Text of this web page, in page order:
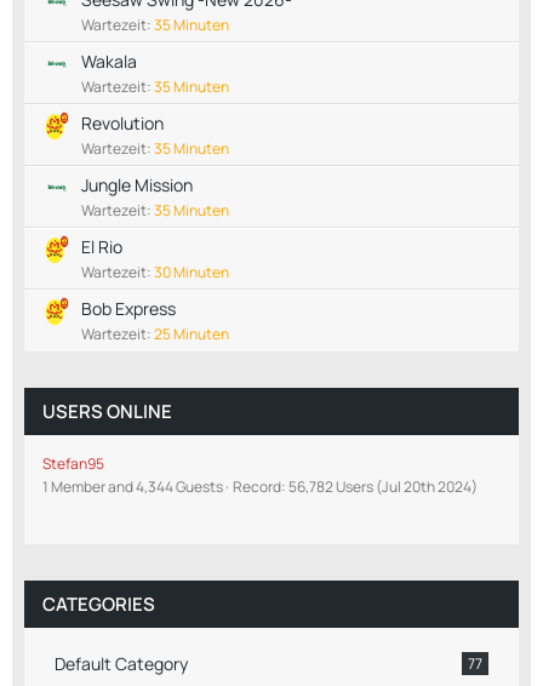
Wartezeit:35 Minuten
Wakala
Wartezeit:35 Minuten
Revolution
Wartezeit:35 Minuten
Jungle Mission
Wartezeit:35 Minuten
El Rio
Wartezeit:30 Minuten
Bob Express
Wartezeit:25 Minuten
USERS ONLINE
Stefan95
1 Member and 4,344 Guests Record: 56,782 Users (Jul 20th 2024)
CATEGORIES
Default Category 77